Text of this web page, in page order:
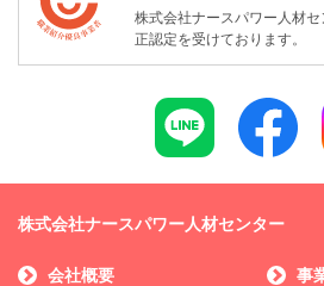
株式会社ナースパワー人材
正認定を受けております。
株式会社ナースパワー人材センター
会社概要 事